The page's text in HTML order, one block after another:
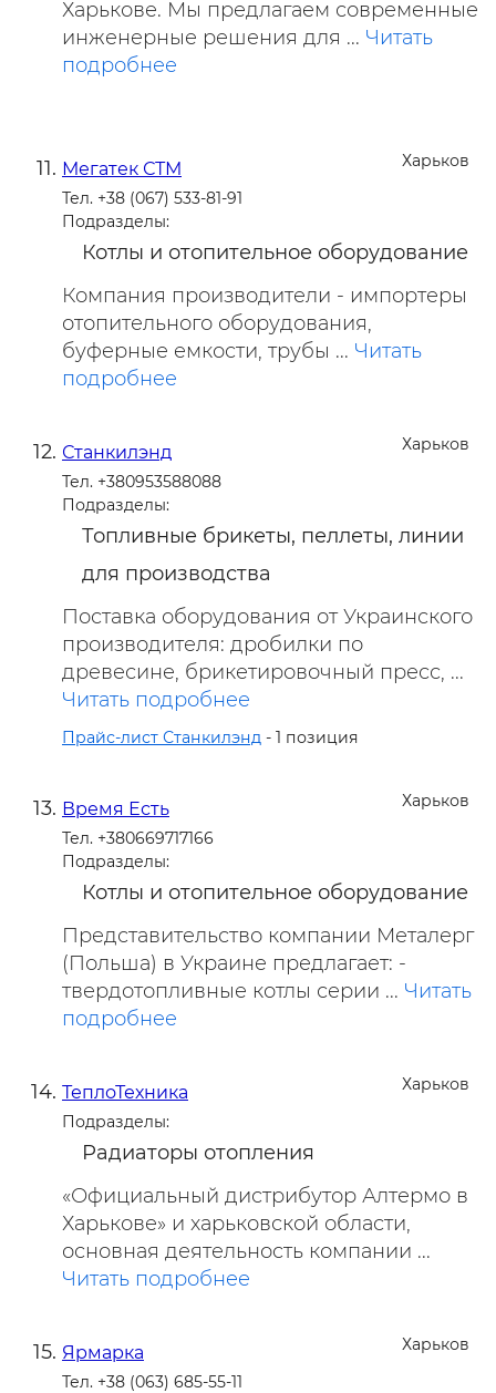
Харькове. Мы предлагаем современные
инженерные решения для ... Читать
подробнее
Харьков
Мегатек СТМ
Тел. +38 (067) 533-81-91
Подразделы:
Котлы и отопительное оборудование
Компания производители - импортеры
отопительного оборудования,
буферные емкости, трубы ... Читать
подробнее
Харьков
Станкилэнд
Тел. +380953588088
Подразделы:
Топливные брикеты, пеллеты, линии
для производства
Поставка оборудования от Украинского
производителя: дробилки по
древесине, брикетировочный пресс, ...
Читать подробнее
Прайс-лист Станкилэнд - 1 позиция
Харьков
Время Есть
Тел. +380669717166
Подразделы:
Котлы и отопительное оборудование
Представительство компании Металерг
(Польша) в Украине предлагает: -
твердотопливные котлы серии ... Читать
подробнее
Харьков
ТеплоТехника
Подразделы:
Радиаторы отопления
«Официальный дистрибутор Алтермо в
Харькове» и харьковской области,
основная деятельность компании ...
Читать подробнее
Харьков
Ярмарка
Тел. +38 (063) 685-55-11